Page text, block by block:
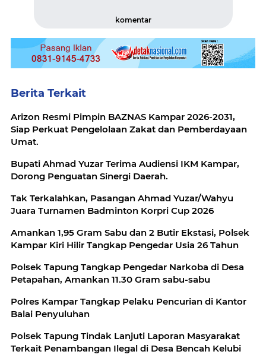
komentar
Berita Terkait
Arizon Resmi Pimpin BAZNAS Kampar 2026-2031,
Siap Perkuat Pengelolaan Zakat dan Pemberdayaan
Umat.
Bupati Ahmad Yuzar Terima Audiensi IKM Kampar,
Dorong Penguatan Sinergi Daerah.
Tak Terkalahkan, Pasangan Ahmad Yuzar/Wahyu
Juara Turnamen Badminton Korpri Cup 2026
Amankan 1,95 Gram Sabu dan 2 Butir Ekstasi, Polsek
Kampar Kiri Hilir Tangkap Pengedar Usia 26 Tahun
Polsek Tapung Tangkap Pengedar Narkoba di Desa
Petapahan, Amankan 11.30 Gram sabu-sabu
Polres Kampar Tangkap Pelaku Pencurian di Kantor
Balai Penyuluhan
Polsek Tapung Tindak Lanjuti Laporan Masyarakat
Terkait Penambangan Ilegal di Desa Bencah Kelubi